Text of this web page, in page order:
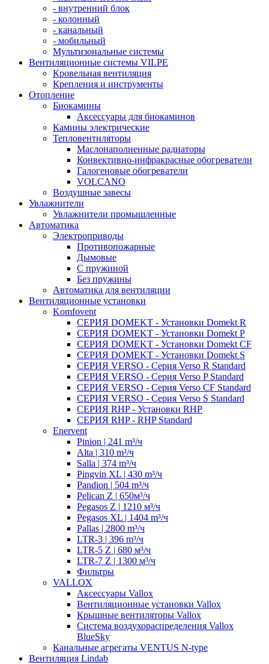
- внутренний блок
- колонный
- канальный
- мобильный
Мультизональные системы
Вентиляционные системы VILPE
Кровельная вентиляция
Крепления и инструменты
Отопление
Биокамины
Аксессуары для биокаминов
Камины электрические
Тепловентиляторы
Маслонаполненные радиаторы
Конвективно-инфракрасные обогреватели
Галогеновые обогреватели
VOLCANO
Воздушные завесы
Увлажнители
Увлажнители промышленные
Автоматика
Электроприводы
Противопожарные
Дымовые
С пружиной
Без пружины
Автоматика для вентиляции
Вентиляционные установки
Komfovent
СЕРИЯ DOMEKT - Установки Domekt R
СЕРИЯ DOMEKT - Установки Domekt P
СЕРИЯ DOMEKT - Установки Domekt CF
СЕРИЯ DOMEKT - Установки Domekt S
СЕРИЯ VERSO - Сepия Verso R Standard
СЕРИЯ VERSO - Сepия Verso P Standard
СЕРИЯ VERSO - Сepия Verso CF Standard
СЕРИЯ VERSO - Сepия Verso S Standard
СЕРИЯ RHP - Установки RHP
СЕРИЯ RHP - RHP Standard
Enervent
Pinion | 241 m³/ч
Alta | 310 m³/ч
Salla | 374 m³/ч
Pingvin XL | 430 m³/ч
Pandion | 504 m³/ч
Pelican Z | 650м³/ч
Pegasos Z | 1210 м³/ч
Pegasos XL | 1404 m³/ч
Pallas | 2800 m³/ч
LTR-3 | 396 m³/ч
LTR-5 Z | 680 м³/ч
LTR-7 Z | 1300 м³/ч
Фильтры
VALLOX
Аксессуары Vallox
Вентиляционные установки Vallox
Крышные вентиляторы Vallox
Система воздухораспределения Vallox
BlueSky
Канальные агрегаты VENTUS N-type
Вентиляция Lindab